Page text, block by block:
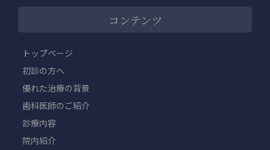
コンテンツ
トップページ
初診の方へ
優れた治療の背景
歯科医師のご紹介
診療内容
院内紹介